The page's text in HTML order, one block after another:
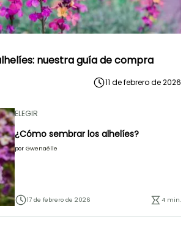
nuestra guía de compra
11 de febrero de 2026
ELEGIR
¿Cómo sembrar los alhelíes?
por Gwenaëlle
17 de febrero de 2026 4 min.